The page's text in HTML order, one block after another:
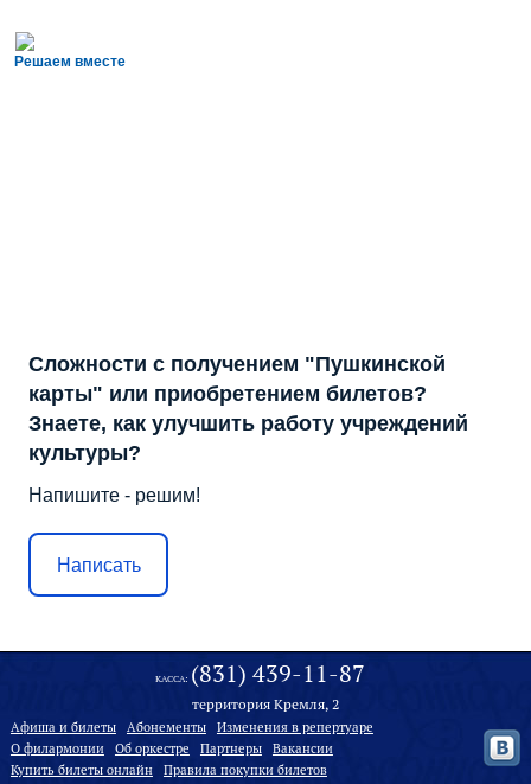
Решаем вместе
Сложности с получением "Пушкинской
карты" или приобретением билетов?
Знаете, как улучшить работу учреждений
культуры?
Напишите - решим!
Написать
КАССА: (831) 439-11-87
территория Кремля, 2
Афиша и билеты Абонементы
Изменения в репертуаре
О филармонии
Oб оркестре Партнеры
Вакансии
Купить билеты онлайн
Правила покупки билетов